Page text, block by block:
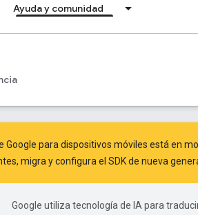
Ayuda y comunidad
Google para dispositivos móviles está en
migra yconfigura el SDK de nueva
Google utiliza tecnología de IA para